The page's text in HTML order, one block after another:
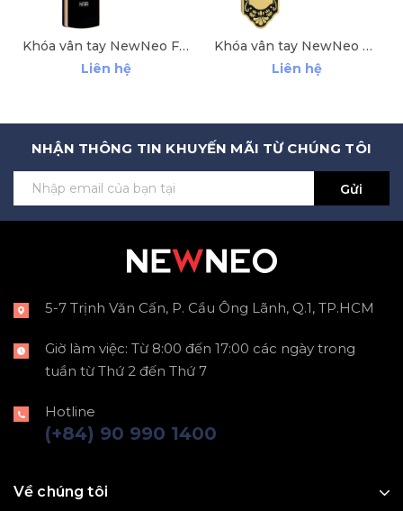
Khóa vân tay NewNeo F6615
Liên hệ
Khóa vân tay NewNeo G-S93
Liên hệ
NHẬN THÔNG TIN KHUYẾN MÃI TỪ CHÚNG TÔI
Gửi
5-7 Trịnh Văn Cấn, P. Cầu Ông Lãnh, Q.1, TP.HCM
Giờ làm việc: Từ 8:00 đến 17:00 các ngày trong
tuần từ Thứ 2 đến Thứ 7
Hotline
(+84) 90 990 1400
Về chúng tôi